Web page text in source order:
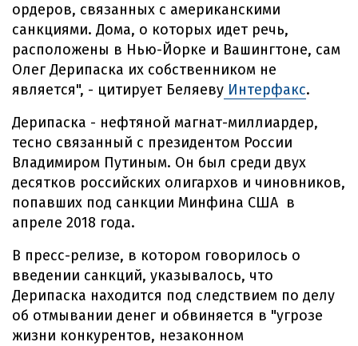
ордеров, связанных с американскими
санкциями. Дома, о которых идет речь,
расположены в Нью-Йорке и Вашингтоне, сам
Олег Дерипаска их собственником не
является", - цитирует Беляеву Интерфакс.
Дерипаска - нефтяной магнат-миллиардер,
тесно связанный с президентом России
Владимиром Путиным. Он был среди двух
десятков российских олигархов и чиновников,
попавших под санкции Минфина США в
апреле 2018 года.
В пресс-релизе, в котором говорилось о
введении санкций, указывалось, что
Дерипаска находится под следствием по делу
об отмывании денег и обвиняется в "угрозе
жизни конкурентов, незаконном